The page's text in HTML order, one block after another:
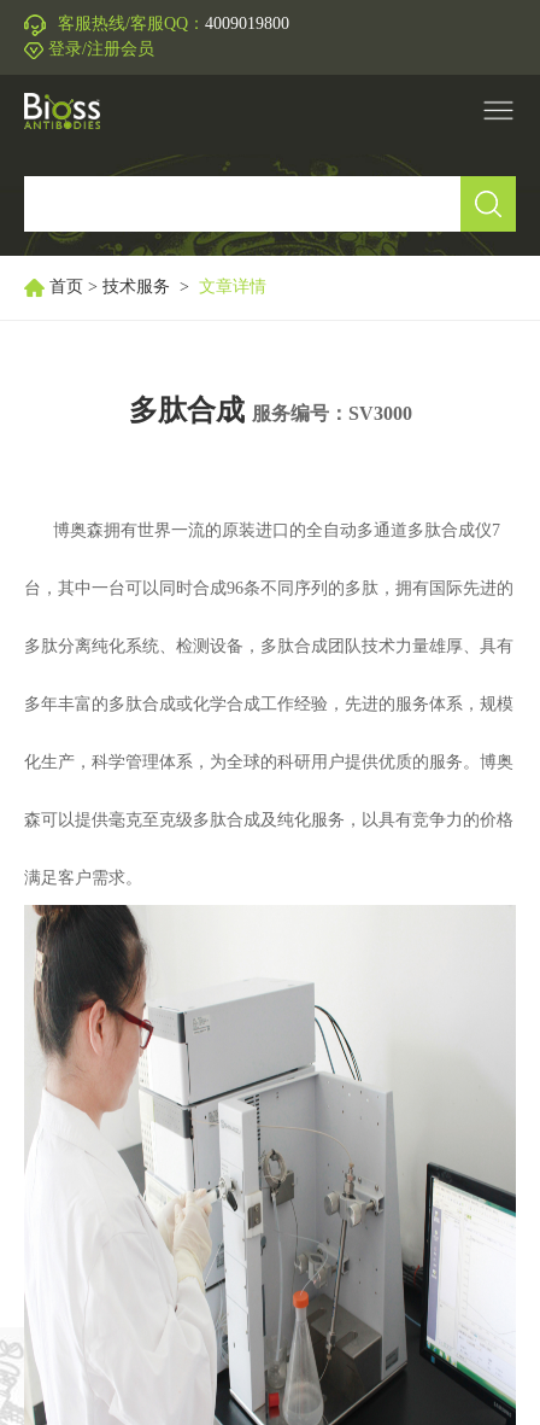
客服热线/客服QQ： 4009019800
登录/注册会员
研究领域
促销活动 ▼
关于我们
首页 > 技术服务 > 文章详情
多肽合成 服务编号：SV3000
博奥森拥有世界一流的原装进口的全自动多通道多肽合成仪7
台，其中一台可以同时合成96条不同序列的多肽，拥有国际先进的
多肽分离纯化系统、检测设备，多肽合成团队技术力量雄厚、具有
多年丰富的多肽合成或化学合成工作经验，先进的服务体系，规模
化生产，科学管理体系，为全球的科研用户提供优质的服务。博奥
森可以提供毫克至克级多肽合成及纯化服务，以具有竞争力的价格
满足客户需求。